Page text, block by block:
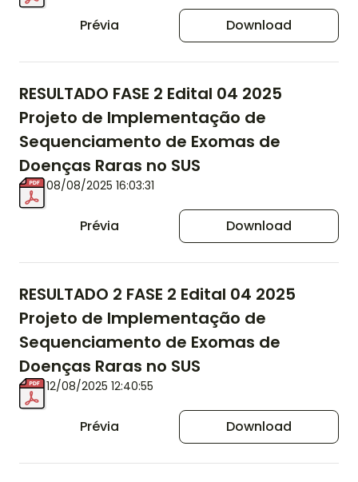
Prévia Download
RESULTADO FASE 2 Edital 04 2025
Projeto de Implementação de
Sequenciamento de Exomas de
Doenças Raras no SUS
08/08/2025 16:03:31
Prévia Download
RESULTADO 2 FASE 2 Edital 04 2025
Projeto de Implementação de
Sequenciamento de Exomas de
Doenças Raras no SUS
12/08/2025 12:40:55
Prévia Download